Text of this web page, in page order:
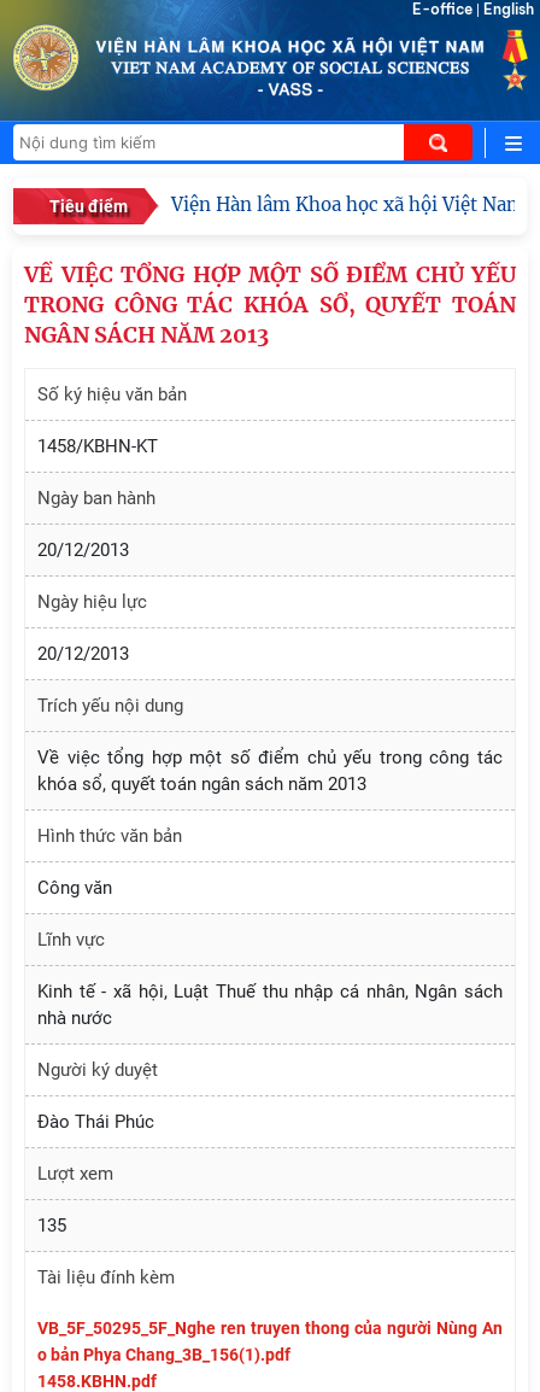
E-office English
Tiêu điểm Viện Hàn lâm Khoa học xã hội Việt Nam
VỀ VIỆC TỔNG HỢP MỘT SỐ ĐIỂM CHỦ YẾU
TRONG CÔNG TÁC KHÓA SỔ, QUYẾT TOÁN
NGÂN SÁCH NĂM 2013
Số ký hiệu văn bản
1458/KBHN-KT
Ngày ban hành
20/12/2013
Ngày hiệu lực
20/12/2013
Trích yếu nội dung
Về việc tổng hợp một số điểm chủ yếu trong công tác
khóa sổ, quyết toán ngân sách năm 2013
Hình thức văn bản
Công văn
Lĩnh vực
Kinh tế - xã hội, Luật Thuế thu nhập cá nhân, Ngân sách
nhà nước
Người ký duyệt
Đào Thái Phúc
Lượt xem
135
Tài liệu đính kèm
VB_5F_50295_5F_Nghe ren truyen thong của người Nùng An
o bản Phya Chang_3B_156(1).pdf
1458.KBHN.pdf